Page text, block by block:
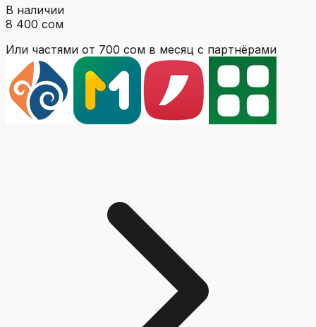
В наличии
8 400 сом
Или частями от 700 сом в месяц с партнёрами